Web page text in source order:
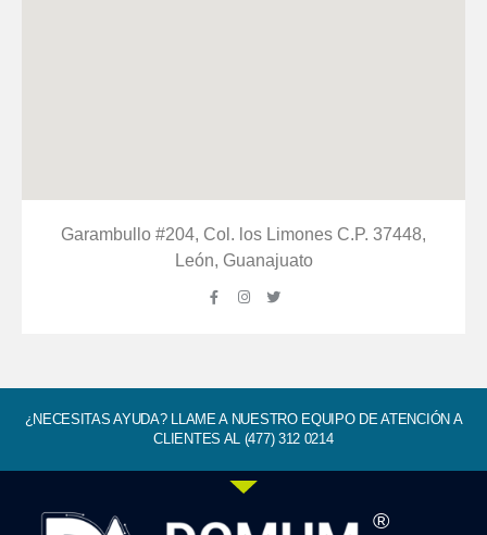
Garambullo #204, Col. los Limones C.P. 37448,
León, Guanajuato
¿NECESITAS AYUDA? LLAME A NUESTRO EQUIPO DE ATENCIÓN A
CLIENTES AL (477) 312 0214
®